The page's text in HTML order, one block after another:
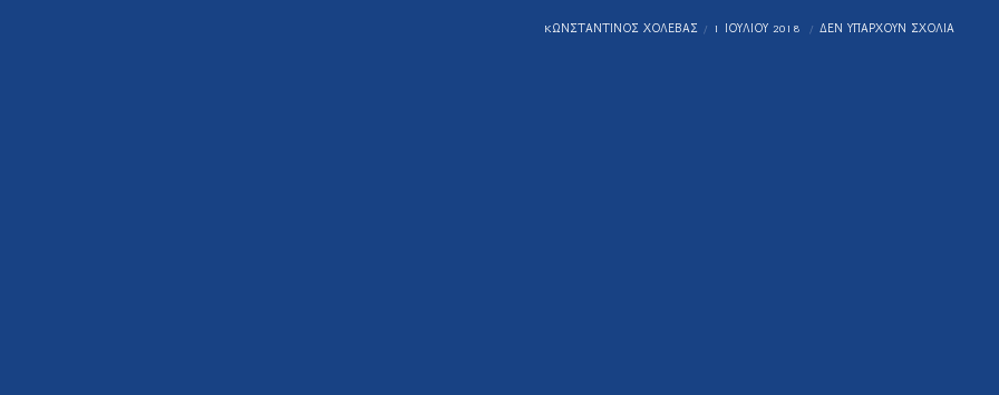
KΩΝΣΤΑΝΤΊΝΟΣ ΧΟΛΈΒΑΣ 1 ΙΟΥΛΊΟΥ 2018 ΔΕΝ ΥΠΆΡΧΟΥΝ ΣΧΌΛΙΑ